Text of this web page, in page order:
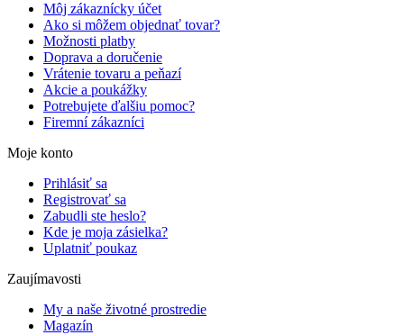
Môj zákaznícky účet
Ako si môžem objednať tovar?
Možnosti platby
Doprava a doručenie
Vrátenie tovaru a peňazí
Akcie a poukážky
Potrebujete ďalšiu pomoc?
Firemní zákazníci
Moje konto
Prihlásiť sa
Registrovať sa
Zabudli ste heslo?
Kde je moja zásielka?
Uplatniť poukaz
Zaujímavosti
My a naše životné prostredie
Magazín